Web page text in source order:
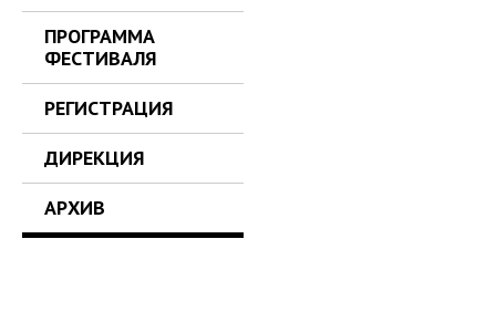
ПРОГРАММА
ФЕСТИВАЛЯ
РЕГИСТРАЦИЯ
ДИРЕКЦИЯ
АРХИВ